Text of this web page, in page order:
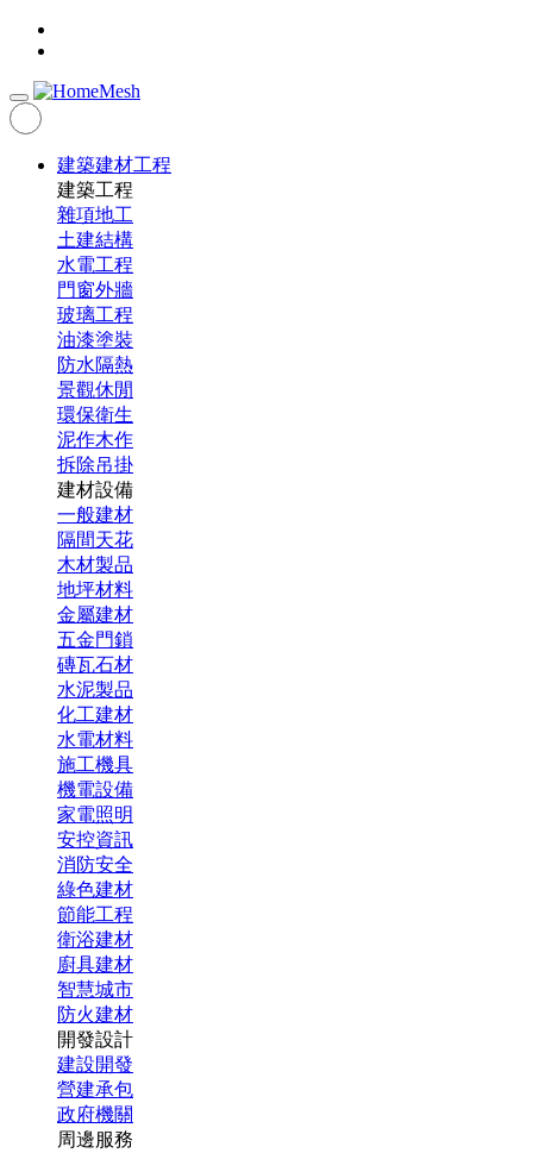
建築建材工程
建築工程
雜項地工
土建結構
水電工程
門窗外牆
玻璃工程
油漆塗裝
防水隔熱
景觀休閒
環保衛生
泥作木作
拆除吊掛
建材設備
一般建材
隔間天花
木材製品
地坪材料
金屬建材
五金門鎖
磚瓦石材
水泥製品
化工建材
水電材料
施工機具
機電設備
家電照明
安控資訊
消防安全
綠色建材
節能工程
衛浴建材
廚具建材
智慧城市
防火建材
開發設計
建設開發
營建承包
政府機關
周邊服務